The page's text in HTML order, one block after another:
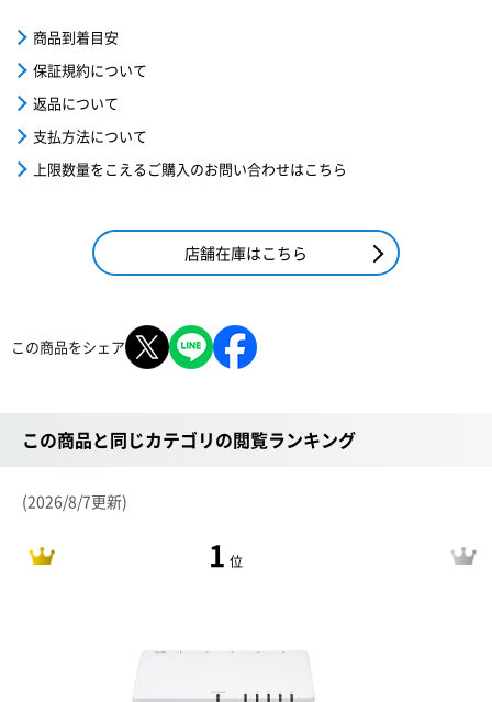
商品到着目安
保証規約について
返品について
支払方法について
上限数量をこえるご購入のお問い合わせはこちら
店舗在庫はこちら
この商品をシェア
この商品と同じカテゴリの閲覧ランキング
(2026/8/7更新)
1 位